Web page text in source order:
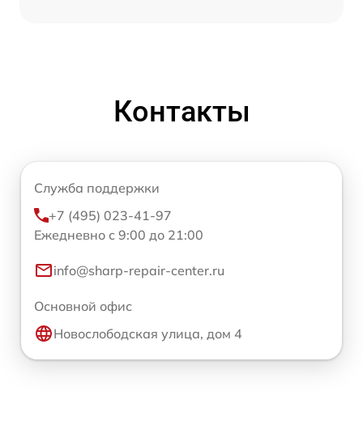
Контакты
Служба поддержки
+7 (495) 023-41-97
Ежедневно с 9:00 до 21:00
info@sharp-repair-center.ru
Основной офис
Новослободская улица, дом 4